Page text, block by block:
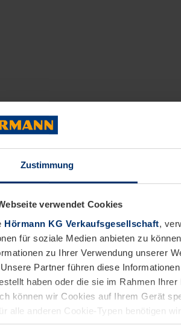
Zustimmung
verwendet Cookies
Hörmann KG Verkaufsgesellschaft,
für soziale Medien anbieten zu
zu Ihrer Verwendung unserer
Partner führen diese
haben oder die sie im Rahmen
können wir Cookies auf Ihrem Gerät
alle anderen Cookie-Typen benötigen
auf der SeiteDatenschutzerklärung